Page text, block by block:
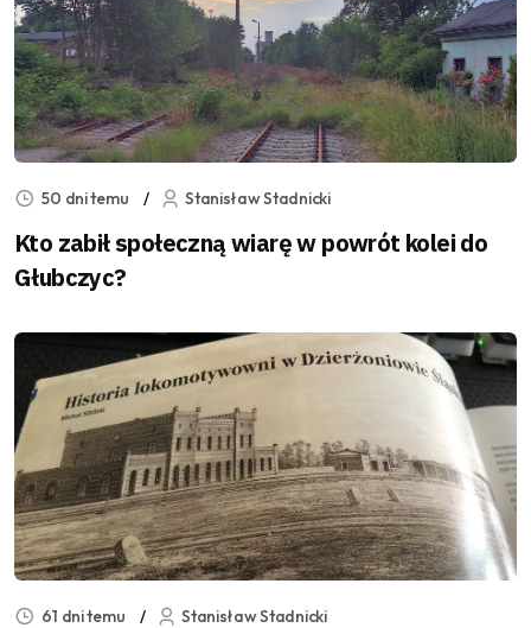
50 dni temu Stanisław Stadnicki
Kto zabił społeczną wiarę w powrót kolei do
Głubczyc?
61 dni temu Stanisław Stadnicki